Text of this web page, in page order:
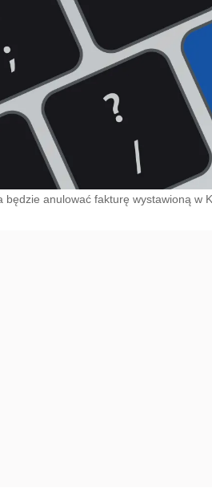
będzie anulować fakturę wystawioną w